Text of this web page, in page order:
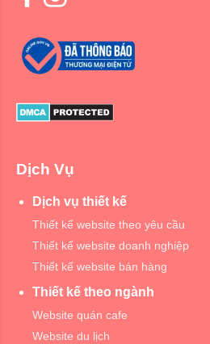
Dịch Vụ
Dịch vụ thiết kế
Thiết kế website theo yêu cầu
Thiết kế website doanh nghiệp
Thiết kế website bán hàng
Thiết kế theo ngành
Website quán cafe
Website du lịch